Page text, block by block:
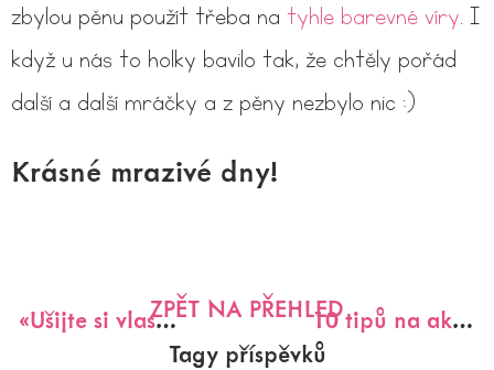
zbylou pěnu použít třeba na tyhle barevné víry. I
když u nás to holky bavilo tak, že chtěly pořád
další a další mráčky a z pěny nezbylo nic :)
Krásné mrazivé dny!
«Ušijte si vlastní panenku 10 tipů na aktivity doma
ZPĚT NA PŘEHLED
Tagy příspěvků